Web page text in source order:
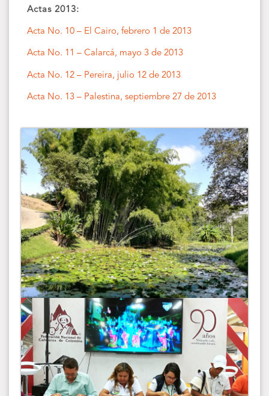
Actas 2013:
Acta No. 10 – El Cairo, febrero 1 de 2013
Acta No. 11 – Calarcá, mayo 3 de 2013
Acta No. 12 – Pereira, julio 12 de 2013
Acta No. 13 – Palestina, septiembre 27 de 2013